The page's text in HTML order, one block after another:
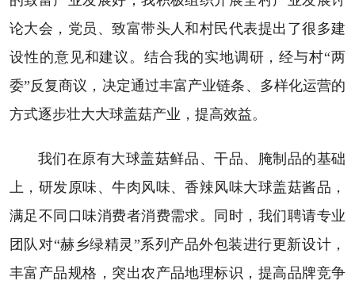
论大会，党员、致富带头人和村民代表提出了很多建
设性的意见和建议。结合我的实地调研，经与村“两
委”反复商议，决定通过丰富产业链条、多样化运营的
方式逐步壮大大球盖菇产业，提高效益。
我们在原有大球盖菇鲜品、干品、腌制品的基础
上，研发原味、牛肉风味、香辣风味大球盖菇酱品，
满足不同口味消费者消费需求。同时，我们聘请专业
团队对“赫乡绿精灵”系列产品外包装进行更新设计，
丰富产品规格，突出农产品地理标识，提高品牌竞争